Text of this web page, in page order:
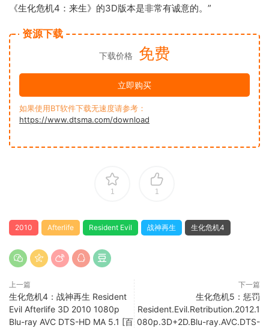
《生化危机4：来生》的3D版本是非常有诚意的。”
资源下载
下载价格 免费
立即购买
如果使用BT软件下载无速度请参考：
https://www.dtsma.com/download
1 1
2010 Afterlife Resident Evil 战神再生 生化危机4
上一篇
生化危机4：战神再生 Resident
Evil Afterlife 3D 2010 1080p
Blu-ray AVC DTS-HD MA 5.1 [百
下一篇
生化危机5：惩罚
Resident.Evil.Retribution.2012.1
080p.3D+2D.Blu-ray.AVC.DTS-